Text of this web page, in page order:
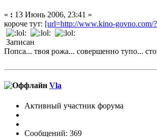
« : 13 Июнь 2006, 23:41 »
короче тут: [url=http://www.kino-govno.com/
Записан
Попса... твоя рожа... совершенно тупо...
Vla
Активный участник форума
Сообщений: 369